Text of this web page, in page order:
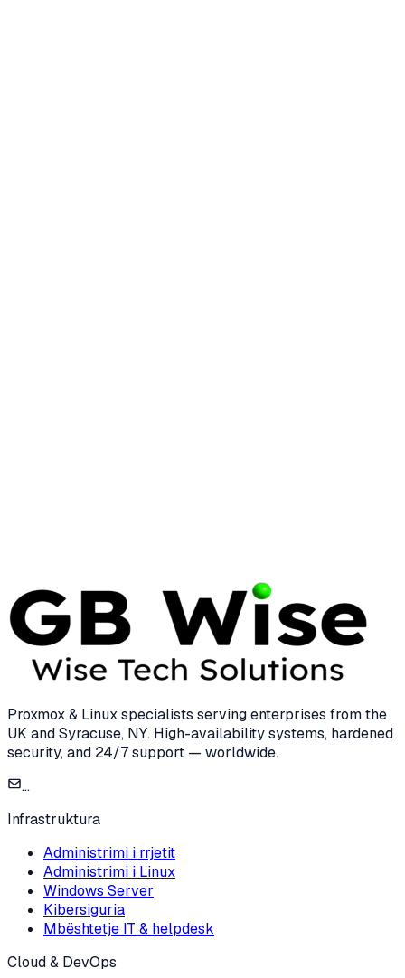
Proxmox & Linux specialists serving enterprises from the
UK and Syracuse, NY. High-availability systems, hardened
security, and 24/7 support — worldwide.
...
Infrastruktura
Administrimi i rrjetit
Administrimi i Linux
Windows Server
Kibersiguria
Mbështetje IT & helpdesk
Cloud & DevOps